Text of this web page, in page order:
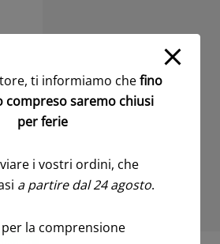
ti informiamo chefino
compreso saremo chiusi
per ferie
i vostri ordini, che
a partire dal 24 agosto.
per la comprensione